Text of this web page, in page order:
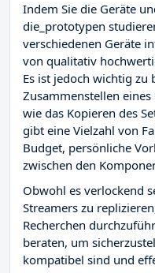
Indem Sie die Geräte
die_prototypen
verschiedenen Geräte
von qualitativ
Es ist jedoch wichtig zu
Zusammenstellen
wie das Kopieren des
gibt eine Vielzahl von
Budget, persönliche
zwischen den
Obwohl es verlockend
Streamers zu
Recherchen
beraten, um
kompatibel sind und